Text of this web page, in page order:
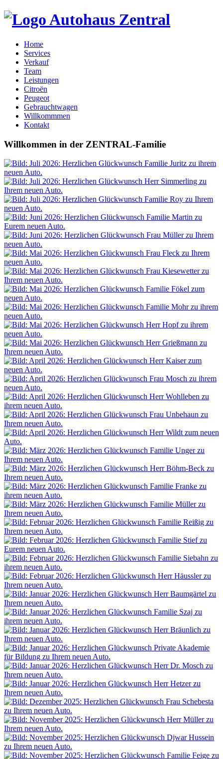
Home
Services
Verkauf
Team
Leistungen
Citroën
Peugeot
Gebrauchtwagen
Willkommmen
Kontakt
Willkommen in der ZENTRAL-Familie